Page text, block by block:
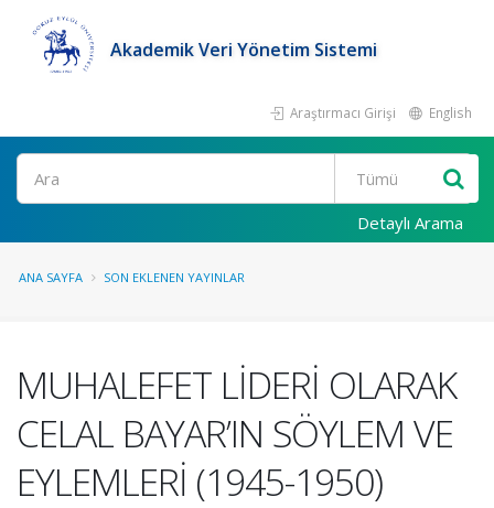
Akademik Veri Yönetim Sistemi
Araştırmacı Girişi English
Ara
Detaylı Arama
ANA SAYFA SON EKLENEN YAYINLAR
MUHALEFET LİDERİ OLARAK
CELAL BAYAR’IN SÖYLEM VE
EYLEMLERİ (1945-1950)